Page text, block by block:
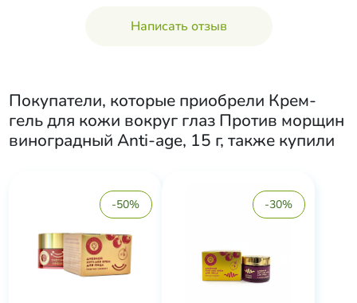
Написать отзыв
Покупатели, которые приобрели Крем-
гель для кожи вокруг глаз Против морщин
виноградный Anti-age, 15 г, также купили
-50% -30%